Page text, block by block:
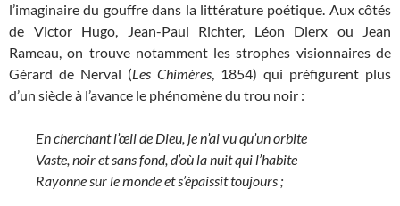
l’imaginaire du gouffre dans la littérature poétique. Aux côtés
de Victor Hugo, Jean-Paul Richter, Léon Dierx ou Jean
Rameau, on trouve notamment les strophes visionnaires de
Gérard de Nerval (Les Chimères, 1854) qui préfigurent plus
d’un siècle à l’avance le phénomène du trou noir :
En cherchant l’œil de Dieu, je n’ai vu qu’un orbite
Vaste, noir et sans fond, d’où la nuit qui l’habite
Rayonne sur le monde et s’épaissit toujours ;